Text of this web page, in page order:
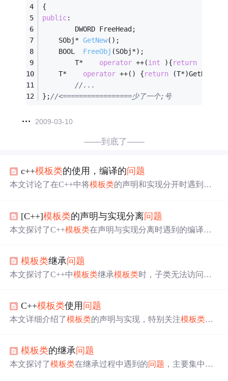
{
public:
        DWORD FreeHead;
SObj* GetNew() ;
BOOL FreeObj (SObj*) ;
        T*
operator ++(int ){return
    T*
operator ++() {return
//...
};//<=================少了一个;号
2009-03-10
——到底了——
c++模板类的使用，编译的问题
本文讨论了在C++中将模板类的声明和实现分开时遇到的
将算法与数据结构分离，将模板类仅用于数据存储的建
议，以隐藏实现细节。
[C++]模板类的声明与实现分离问题
本文探讨了C++模板类在声明与实现分离时遇到的编译问
模板类继承问题
本文探讨了C++中模板类继承模板类时，子类无法访问父
C++模板类使用 问题
本文详细介绍了模板类的声明与实现，特别关注模板类在
解释了模板类实例化的原理。
模板类的继承问题
本文探讨了模板类在继承过程中遇到的问题 ，主要集中在